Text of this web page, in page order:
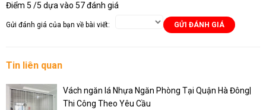
Điểm 5 /5 dựa vào 57đánh giá
Gửi đánh giá của bạn về bài viết: GỬI ĐÁNH GIÁ
Tin liên quan
Vách ngăn lá Nhựa Ngăn Phòng Tại Quận Hà Đông|
Thi Công Theo Yêu Cầu